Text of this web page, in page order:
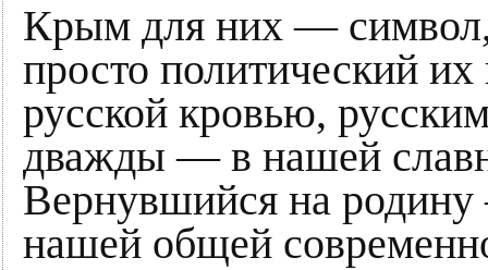
Крым для них —
просто политический
русской кровью,
дважды — в нашей
Вернувшийся на
нашей общей